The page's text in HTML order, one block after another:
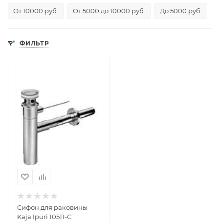
От 10000 руб.
От 5000 до 10000 руб. До 5000 руб.
ФИЛЬТР
Сифон для раковины
Kaja Ipuri 10511-С